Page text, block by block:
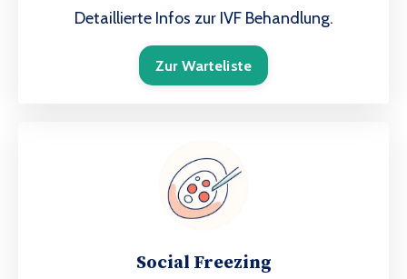
Detaillierte Infos zur IVF Behandlung.
Zur Warteliste
Social Freezing